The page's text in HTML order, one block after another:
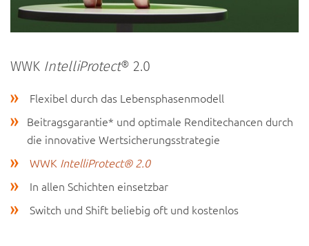
WWK IntelliProtect® 2.0
Flexibel durch das Lebensphasenmodell
Beitragsgarantie* und optimale Renditechancen durch
die innovative Wertsicherungsstrategie
WWK IntelliProtect® 2.0
In allen Schichten einsetzbar
Switch und Shift beliebig oft und kostenlos